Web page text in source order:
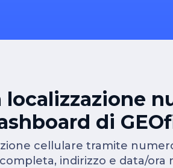
localizzazione
di
cellulare tramite
indirizzo e data/ora